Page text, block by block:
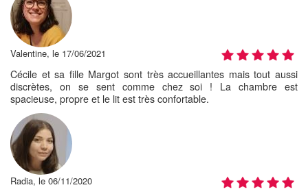
Valentine, le 17/06/2021
Cécile et sa fille Margot sont très accueillantes mais tout aussi
discrètes, on se sent comme chez soi ! La chambre est
spacieuse, propre et le lit est très confortable.
Radia, le 06/11/2020